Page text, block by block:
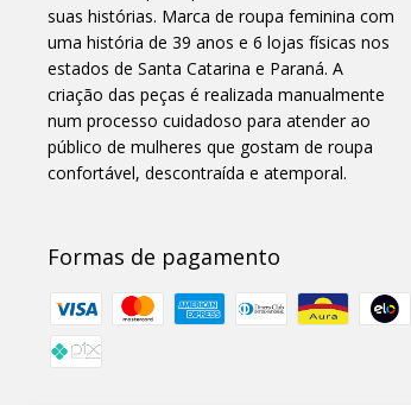
suas histórias. Marca de roupa feminina com
uma história de 39 anos e 6 lojas físicas nos
estados de Santa Catarina e Paraná. A
criação das peças é realizada manualmente
num processo cuidadoso para atender ao
público de mulheres que gostam de roupa
confortável, descontraída e atemporal.
Formas de pagamento